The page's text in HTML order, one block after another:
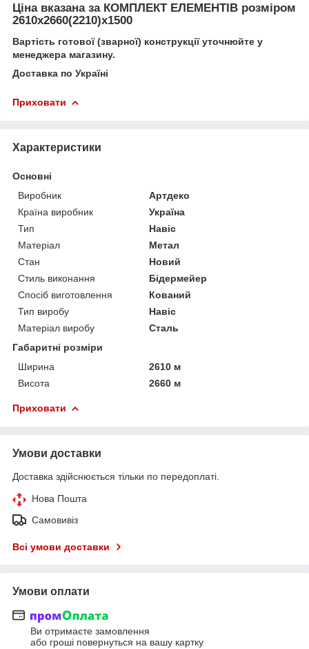
Ціна вказана за КОМПЛЕКТ ЕЛЕМЕНТІВ розміром
2610х2660(2210)х1500
Вартість готової (зварної) конструкції уточнюйте у
менеджера магазину.
Доставка по Україні
Приховати
Характеристики
Основні
Виробник
Артдеко
Країна виробник
Україна
Тип
Навіс
Матеріал
Метал
Стан
Новий
Стиль виконання
Бідермейер
Спосіб виготовлення
Кований
Тип виробу
Навіс
Матеріал виробу
Сталь
Габаритні розміри
Ширина
2610 м
Висота
2660 м
Приховати
Умови доставки
Доставка здійснюється тільки по передоплаті.
Нова Пошта
Самовивіз
Всі умови доставки
Умови оплати
Ви отримаєте замовлення
або гроші повернуться на вашу картку